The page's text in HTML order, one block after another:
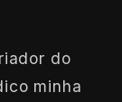
do
minha